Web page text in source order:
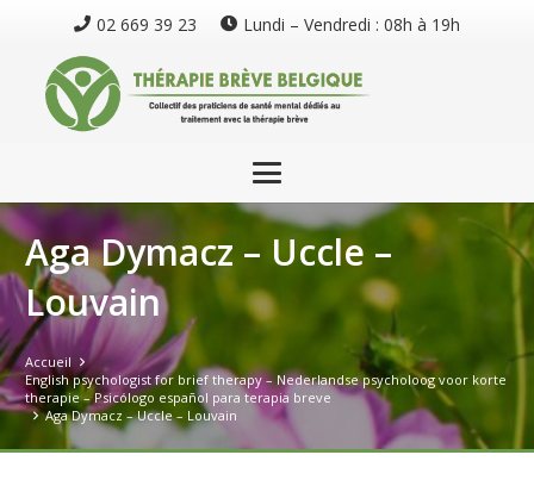
02 669 39 23 Lundi – Vendredi : 08h à 19h
Aga Dymacz – Uccle –
Louvain
Accueil
English psychologist for brief therapy – Nederlandse psycholoog voor korte
therapie – Psicólogo español para terapia breve
Aga Dymacz – Uccle – Louvain